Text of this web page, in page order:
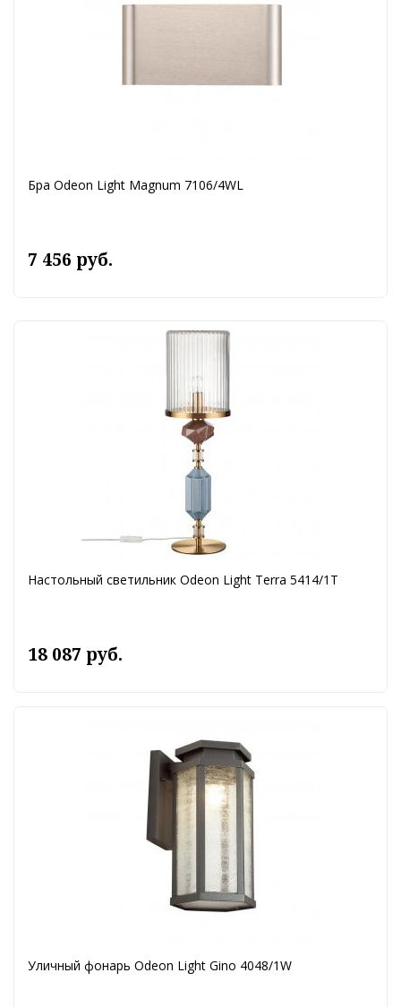
Бра Odeon Light Magnum 7106/4WL
7 456 руб.
Настольный светильник Odeon Light Terra 5414/1T
18 087 руб.
Уличный фонарь Odeon Light Gino 4048/1W